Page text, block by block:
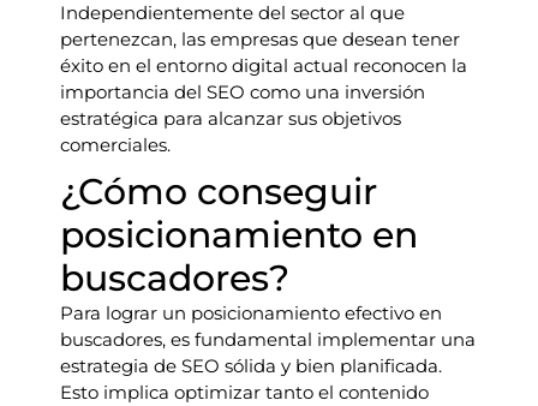
Independientemente del sector al que
pertenezcan, las empresas que desean tener
éxito en el entorno digital actual reconocen la
importancia del SEO como una inversión
estratégica para alcanzar sus objetivos
comerciales.
¿Cómo conseguir
posicionamiento en
buscadores?
Para lograr un posicionamiento efectivo en
buscadores, es fundamental implementar una
estrategia de SEO sólida y bien planificada.
Esto implica optimizar tanto el contenido